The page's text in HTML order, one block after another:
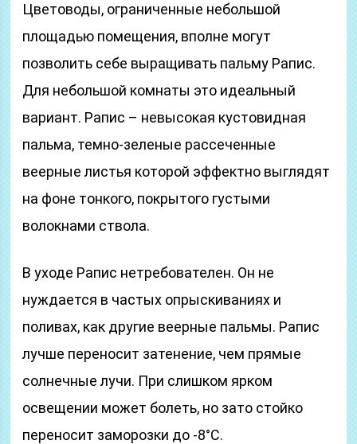
Цветоводы, ограниченные небольшой
площадью помещения, вполне могут
позволить себе выращивать пальму Рапис.
Для небольшой комнаты это идеальный
вариант. Рапис – невысокая кустовидная
пальма, темно-зеленые рассеченные
веерные листья которой эффектно выглядят
на фоне тонкого, покрытого густыми
волокнами ствола.
В уходе Рапис нетребователен. Он не
нуждается в частых опрыскиваниях и
поливах, как другие веерные пальмы. Рапис
лучше переносит затенение, чем прямые
солнечные лучи. При слишком ярком
освещении может болеть, но зато стойко
переносит заморозки до -8°C.